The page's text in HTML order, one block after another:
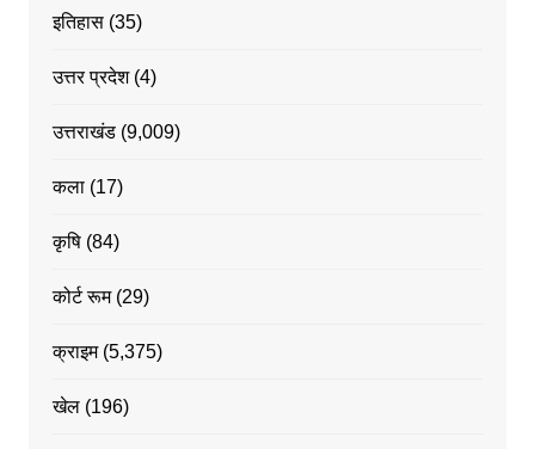
इतिहास(35)
उत्तर प्रदेश(4)
उत्तराखंड(9,009)
कला(17)
कृषि(84)
कोर्ट रूम(29)
क्राइम(5,375)
खेल(196)